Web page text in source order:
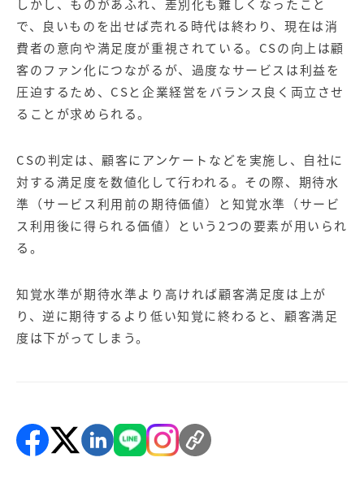
【IT企業向け】マーケティン
グ
サービス
SNSアカウント運用代行サー
ビス（LINE）
広告プロモーションの製品
Web広告サービス
Web広告パッケージ
【塾・個別塾業界向け】新規
集客Web広告パッケージ
サイトアクセス増加パッケー
ジ
商圏ねらいうちパッケージ
Web制作の製品
WEBプラス
しかし、ものがあふれ、差別化も難しくなったこと
で、良いものを出せば売れる時代は終わり、現在は消
費者の意向や満足度が重視されている。CSの向上は顧
客のファン化につながるが、過度なサービスは利益を
圧迫するため、CSと企業経営をバランス良く両立させ
ることが求められる。
CSの判定は、顧客にアンケートなどを実施し、自社に
対する満足度を数値化して行われる。その際、期待水
準（サービス利用前の期待価値）と知覚水準（サービ
ス利用後に得られる価値）という2つの要素が用いられ
る。
知覚水準が期待水準より高ければ顧客満足度は上が
り、逆に期待するより低い知覚に終わると、顧客満足
度は下がってしまう。